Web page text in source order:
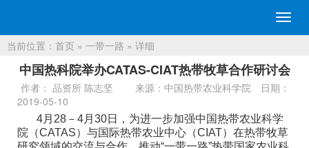
切
换
航
当前位置： 首页 » 一带一路 » 详细
中国热科院举办CATAS-CIAT热带牧草合作研讨会
作者： 品资所 陈志坚 来源：中国热带农业科学院
日期：
2019-05-10
4月28－4月30日，为进一步加强中国热带农业科学
院（CATAS）与国际热带农业中心（CIAT）在热带牧草